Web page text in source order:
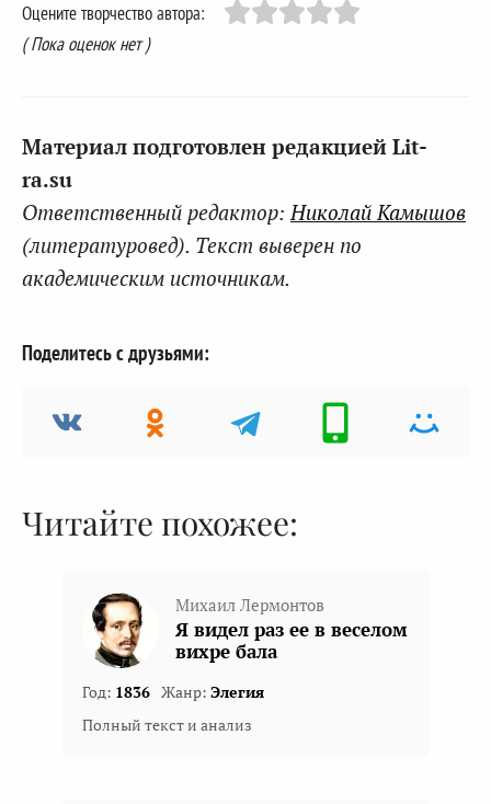
Оцените творчество автора:
( Пока оценок нет )
Материал подготовлен редакцией Lit-
ra.su
Ответственный редактор:Николай Камышов
(литературовед). Текст выверен по
академическим источникам.
Поделитесь с друзьями:
Читайте похожее:
Михаил Лермонтов
Я видел раз ее в веселом
вихре бала
Год: 1836 Жанр: Элегия
Полный текст и анализ